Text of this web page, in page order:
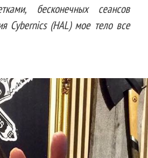
бесконечных сеансов
Cybernics (HAL) мое тело все